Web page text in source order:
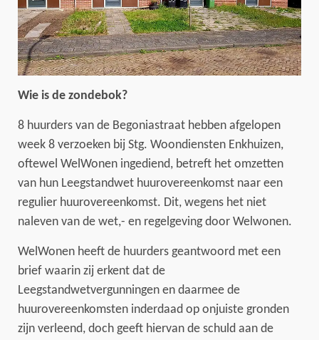
Wie is de zondebok?
8 huurders van de Begoniastraat hebben afgelopen
week 8 verzoeken bij Stg. Woondiensten Enkhuizen,
oftewel WelWonen ingediend, betreft het omzetten
van hun Leegstandwet huurovereenkomst naar een
regulier huurovereenkomst. Dit, wegens het niet
naleven van de wet,- en regelgeving door Welwonen.
WelWonen heeft de huurders geantwoord met een
brief waarin zij erkent dat de
Leegstandwetvergunningen en daarmee de
huurovereenkomsten inderdaad op onjuiste gronden
zijn verleend, doch geeft hiervan de schuld aan de